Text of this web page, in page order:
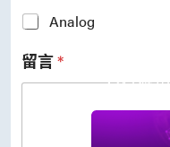
存儲應用
e
*
e
r
e
s
t
Analog
留言*